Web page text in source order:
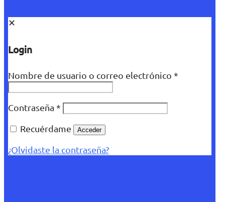
✕
Login
Nombre de usuario o correo electrónico *
Contraseña *
Recuérdame
Acceder
¿Olvidaste la contraseña?